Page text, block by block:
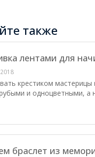
также
лентами для
крестиком мастерицы
и одноцветными, а
браслет из